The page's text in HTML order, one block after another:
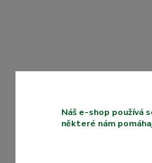
Náš e-shop používá
některé nám